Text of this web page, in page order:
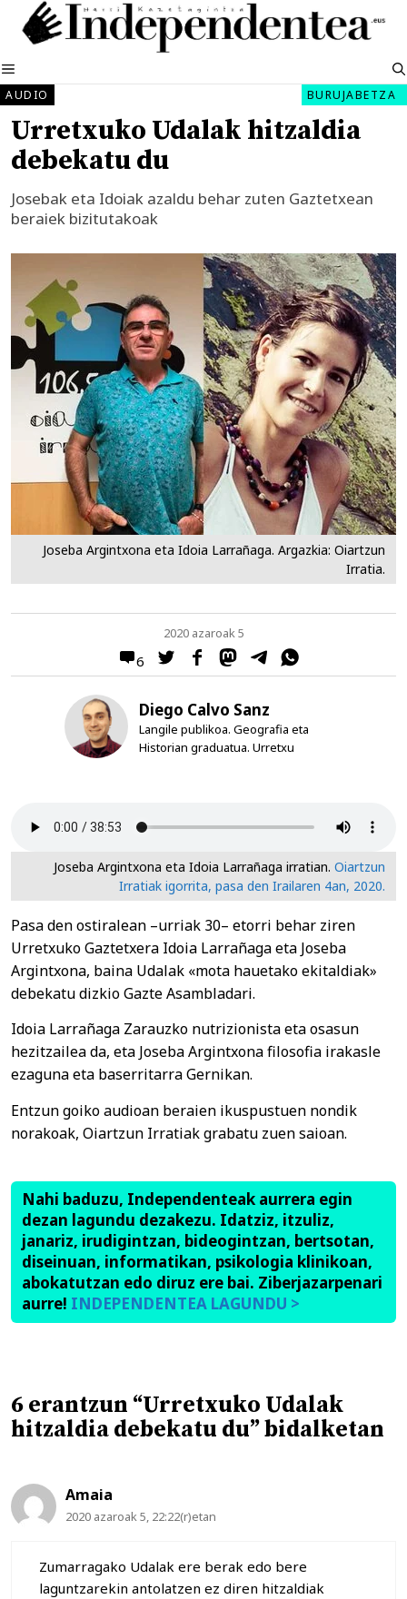
Edukira
salto
MENUA
AUDIO BURUJABETZA
Urretxuko Udalak hitzaldia
debekatu du
Josebak eta Idoiak azaldu behar zuten Gaztetxean
beraiek bizitutakoak
Joseba Argintxona eta Idoia Larrañaga. Argazkia: Oiartzun
Irratia.
6
2020 azaroak 5
Diego Calvo Sanz
Langile publikoa. Geografia eta
Historian graduatua. Urretxu
Joseba Argintxona eta Idoia Larrañaga irratian. Oiartzun
Irratiak igorrita, pasa den Irailaren 4an, 2020.
Pasa den ostiralean –urriak 30– etorri behar ziren
Urretxuko Gaztetxera Idoia Larrañaga eta Joseba
Argintxona, baina Udalak «mota hauetako ekitaldiak»
debekatu dizkio Gazte Asambladari.
Idoia Larrañaga Zarauzko nutrizionista eta osasun
hezitzailea da, eta Joseba Argintxona filosofia irakasle
ezaguna eta baserritarra Gernikan.
Entzun goiko audioan beraien ikuspustuen nondik
norakoak, Oiartzun Irratiak grabatu zuen saioan.
Nahi baduzu, Independenteak aurrera egin
dezan lagundu dezakezu. Idatziz, itzuliz,
janariz, irudigintzan, bideogintzan, bertsotan,
diseinuan, informatikan, psikologia klinikoan,
abokatutzan edo diruz ere bai. Ziberjazarpenari
aurre! INDEPENDENTEA LAGUNDU >
6 erantzun “Urretxuko Udalak
hitzaldia debekatu du” bidalketan
Amaia
2020 azaroak 5, 22:22(r)etan
Zumarragako Udalak ere berak edo bere
laguntzarekin antolatzen ez diren hitzaldiak